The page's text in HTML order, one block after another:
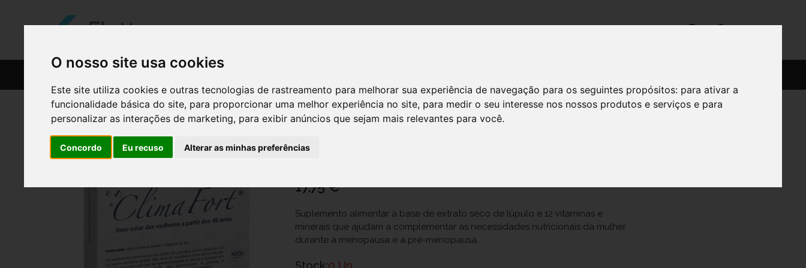
O nosso site usa cookies
Este site utiliza cookies e outras tecnologias de rastreamento para melhorar sua experiência de navegação para os seguintes propósitos: para ativar a
funcionalidade básica do site, para proporcionar uma melhor experiência no site, para medir o seu interesse nos nossos produtos e serviços e para
personalizar as interações de marketing, para exibir anúncios que sejam mais relevantes para você.
Concordo Eu recuso Alterar as minhas preferências
Climafort Caps X30 cáps(s)
17,75 €
Suplemento alimentar à base de extrato seco de lúpulo e 12 vitaminas e
minerais que ajudam a complementar as necessidades nutricionais da mulher
durante a menopausa e a pré-menopausa.
Stock:0 Un.